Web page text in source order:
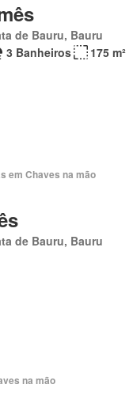
de Bauru, Bauru
3 Banheiros 175 m²
em Chaves na mão
de Bauru, Bauru
na mão